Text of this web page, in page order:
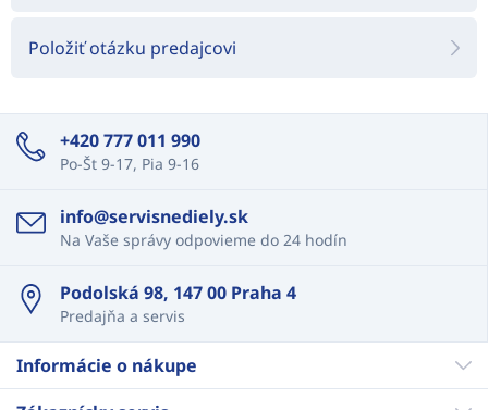
Položiť otázku predajcovi
+420 777 011 990
Po-Št 9-17, Pia 9-16
info@servisnediely.sk
Na Vaše správy odpovieme do 24 hodín
Podolská 98, 147 00 Praha 4
Predajňa a servis
Informácie o nákupe